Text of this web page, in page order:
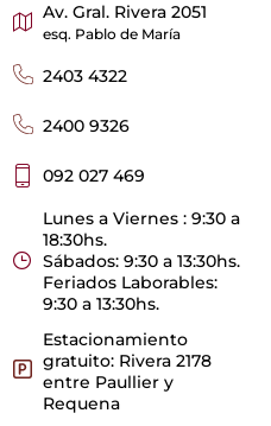
Av. Gral. Rivera 2051
esq. Pablo de María
2403 4322
2400 9326
092 027 469
Lunes a Viernes : 9:30 a
18:30hs.
Sábados: 9:30 a 13:30hs.
Feriados Laborables:
9:30 a 13:30hs.
Estacionamiento
gratuito: Rivera 2178
entre Paullier y
Requena